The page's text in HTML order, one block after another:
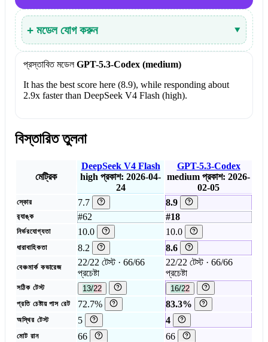
+ মডেল যোগ করুন ▾
প্রস্তাবিত মডেল GPT-5.3-Codex (medium)
It has the best score here (8.9), while responding about
2.9x faster than DeepSeek V4 Flash (high).
বিস্তারিত তুলনা
মেট্রিক
DeepSeek V4 Flash
high প্রকাশ: 2026-04-
24
GPT-5.3-Codex
medium প্রকাশ: 2026-
02-05
স্কোর 7.7 8.9
র‍্যাঙ্ক #62 #18
নির্ভরযোগ্যতা 10.0 10.0
ধারাবাহিকতা 8.2 8.6
বেঞ্চমার্ক কভারেজ
22/22 টেস্ট · 66/66
প্রচেষ্টা
22/22 টেস্ট · 66/66
প্রচেষ্টা
সঠিক টেস্ট 13/22 16/22
প্রতি চেষ্টায় পাস রেট 72.7% 83.3%
অস্থির টেস্ট 5 4
মোট রান 66 66